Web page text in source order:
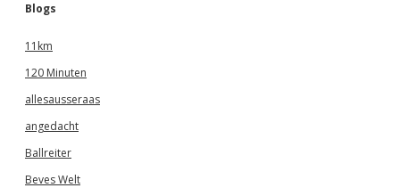
Blogs
11km
120 Minuten
allesausseraas
angedacht
Ballreiter
Beves Welt